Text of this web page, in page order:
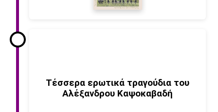
Τέσσερα ερωτικά τραγούδια του
Αλέξανδρου Καψοκαβαδή